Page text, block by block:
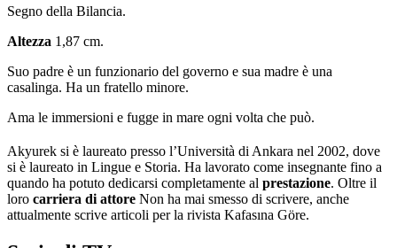
Segno della Bilancia.
Altezza 1,87 cm.
Suo padre è un funzionario del governo e sua madre è una
casalinga. Ha un fratello minore.
Ama le immersioni e fugge in mare ogni volta che può.
Akyurek si è laureato presso l’Università di Ankara nel 2002, dove
si è laureato in Lingue e Storia. Ha lavorato come insegnante fino a
quando ha potuto dedicarsi completamente al prestazione. Oltre il
loro carriera di attore Non ha mai smesso di scrivere, anche
attualmente scrive articoli per la rivista Kafasına Göre.